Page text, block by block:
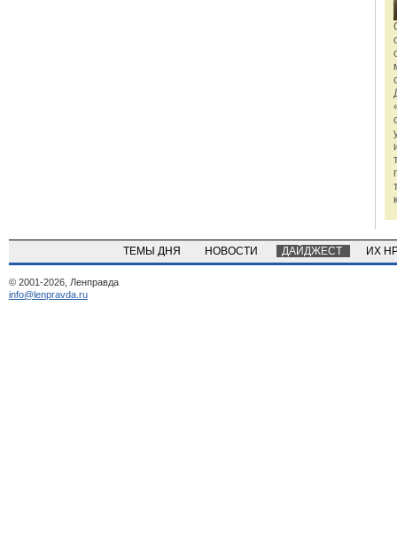
ТЕМЫ ДНЯ НОВОСТИ ДАЙДЖЕСТ ИХ
© 2001-2026, Ленправда
info@lenpravda.ru